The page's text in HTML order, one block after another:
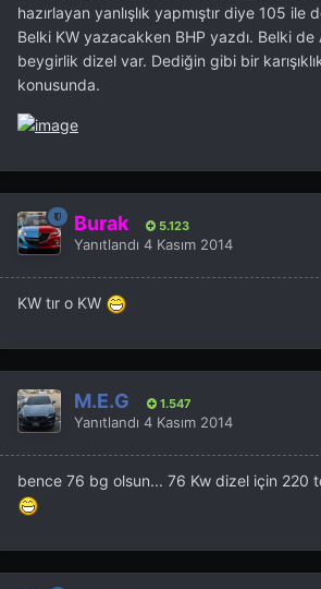
hazırlayan yanlışlık yapmıştır diye 105 ile
Belki KW yazacakken BHP yazdı. Belki de
beygirlik dizel var. Dediğin gibi bir
konusunda.
Burak 5.123
Yanıtlandı 4 Kasım 2014
KW tır o KW
M.E.G 1.547
Yanıtlandı 4 Kasım 2014
bence 76 bg olsun... 76 Kw dizel için 220